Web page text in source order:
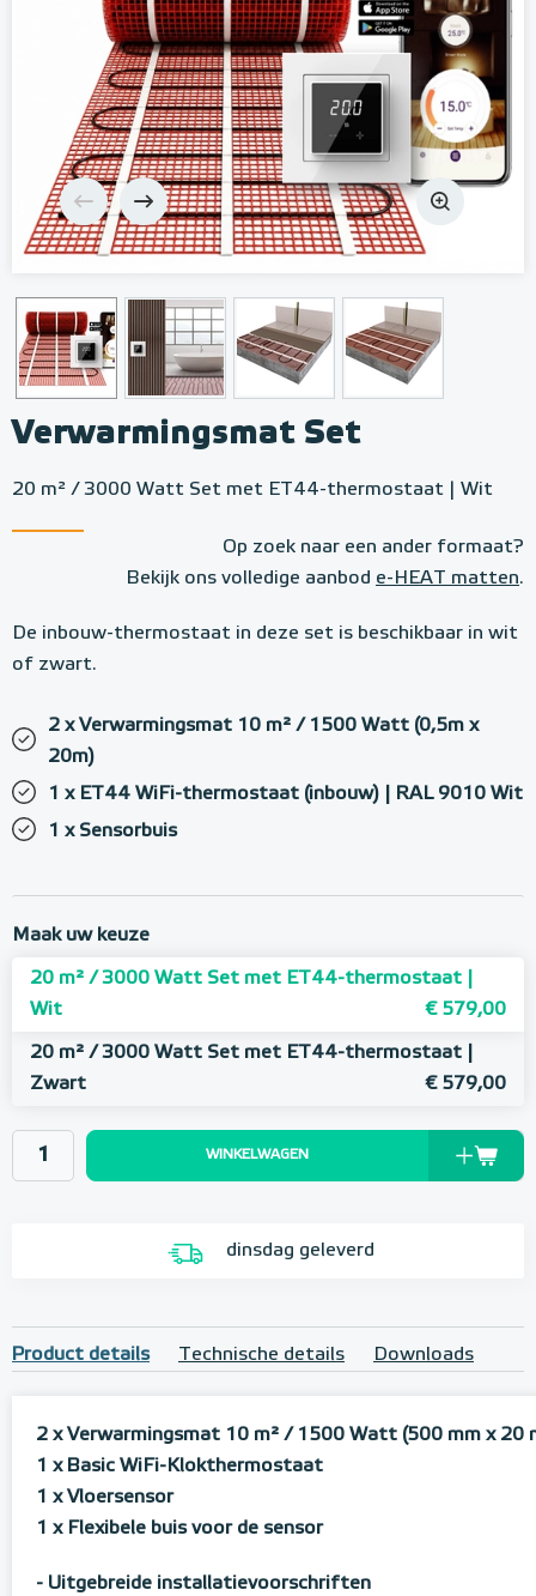
Verwarmingsmat Set
20 m² / 3000 Watt Set met ET44-thermostaat | Wit
Op zoek naar een ander formaat?
Bekijk ons volledige aanbod e-HEAT matten.
De inbouw-thermostaat in deze set is beschikbaar in wit
of zwart.
2 x Verwarmingsmat 10 m² / 1500 Watt (0,5m x
20m)
1 x ET44 WiFi-thermostaat (inbouw) | RAL 9010 Wit
1 x Sensorbuis
Maak uw keuze
20 m² / 3000 Watt Set met ET44-thermostaat |
Wit
€ 579,00
20 m² / 3000 Watt Set met ET44-thermostaat |
Zwart
€ 579,00
WINKELWAGEN
dinsdag geleverd
Product details Technische details Downloads
2 x Verwarmingsmat 10 m² / 1500 Watt (500 mm x 20
1 x Basic WiFi-Klokthermostaat
1 x Vloersensor
1 x Flexibele buis voor de sensor
- Uitgebreide installatievoorschriften